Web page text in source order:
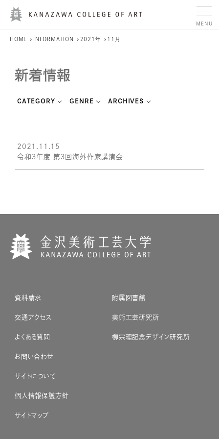
HOME INFORMATION 2021年 11月
新着情報
CATEGORY GENRE ARCHIVES
2021.11.15
令和３年度 第３回海外作家講演会
資料請求
交通アクセス
よくある質問
お問い合わせ
サイトについて
個人情報保護方針
サイトマップ
附属図書館
美術工芸研究所
柳宗理記念デザイン研究所